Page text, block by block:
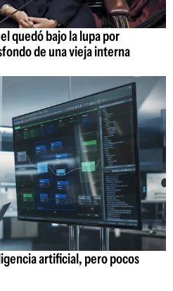
quedó bajo la lupa por
de una vieja interna
artificial, pero pocos